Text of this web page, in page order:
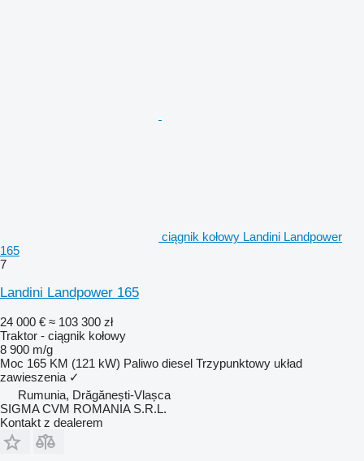
ciągnik kołowy Landini Landpower
165
7
Landini Landpower 165
24 000 € ≈ 103 300 zł
Traktor - ciągnik kołowy
8 900 m/g
Moc 165 KM (121 kW) Paliwo diesel Trzypunktowy układ
zawieszenia ✓
Rumunia, Drăgănești-Vlașca
SIGMA CVM ROMANIA S.R.L.
Kontakt z dealerem